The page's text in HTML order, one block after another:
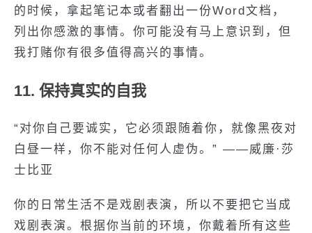
的时候，拿起笔记本或者翻出一份Word文档，
列出你感激的事情。你可能没有马上意识到，但
我打赌你有很多值得高兴的事情。
11. 保持真实的自我
“对你自己要诚实，它必须跟随着你，就像黑夜对
白昼一样，你不能对任何人虚伪。” ——威廉·莎
士比亚
你的日常生活不是戏剧表演，所以不要把它当成
戏剧表演。根据你当前的环境，你戴着所有这些